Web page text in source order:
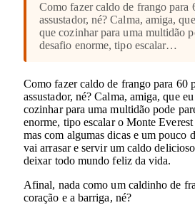
Como fazer caldo de frango para
assustador, né? Calma, amiga,
que cozinhar para uma multidão
desafio enorme, tipo escalar…
Como fazer caldo de frango para 60
assustador, né? Calma, amiga, que
cozinhar para uma multidão pode
enorme, tipo escalar o Monte Everest
mas com algumas dicas e um pouco
vai arrasar e servir um caldo
deixar todo mundo feliz da vida.
Afinal, nada como um caldinho de
coração e a barriga, né?